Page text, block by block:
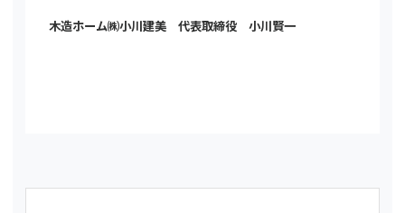
木造ホーム㈱小川建美 代表取締役 小川賢一